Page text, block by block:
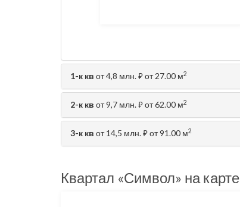
1-к кв от 4,8 млн.⃏от 27.00 м2
2-к кв от 9,7 млн.⃏от 62.00 м2
3-к кв от 14,5 млн.⃏от 91.00 м2
Квартал «Символ» на карте